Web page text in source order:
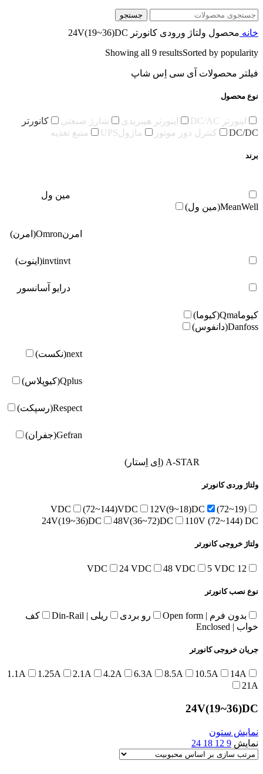
جستجو
خانه محصول ولتاژ ورودی کانورتر 24V(19~36)DC
Showing all 9 resultsSorted by popularity
فیلتر محصولات آی سی اِس شاپ
نوع محصول
اینورتر DC/AC اینورتر هیبریدی شارژ صنعتی
کانورتر
DC/DC
کنترل دور موتور ماژولUPS منبع تغذیه
برند
مین ول
MeanWell(مین ول)
امرنOmron(امرن)
invtinvt(اینوت)
درایو آسانسور
کیوماQma(کیوما)
Danfoss(دانفوس)
next(نکست)
Qplus(کیوپلاس)
Respect(رسپکت)
Gefran(جفران)
A-STAR (اِی اِستار)
ولتاژ وردی کانورتر
(19~72)VDC
(72~144)VDC
12V(9~18)DC
24V(19~36)DC
48V(36~72)DC 110V (72~144) DC
ولتاژ خروجی کانورتر
12 VDC
24 VDC 48 VDC 5 VDC
نوع نصب کانورتر
بدون فرم | Open form رو بردی ریلی | Din-Rail
کف
خواب | Enclosed
جریان خروجی کانورتر
1.1A 1.25A 2.1A 4.2A 6.3A 8.5A 10.5A
14A
21A
24V(19~36)DC
نمایش ستون
نمایش 9
12
18
24